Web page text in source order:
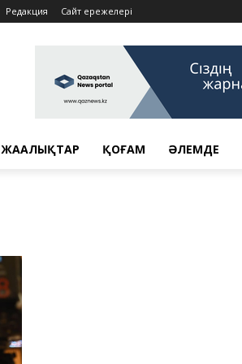
Редакция Сайт ережелері
ЖАҢАЛЫҚТАР ҚОҒАМ ӘЛЕМДЕ